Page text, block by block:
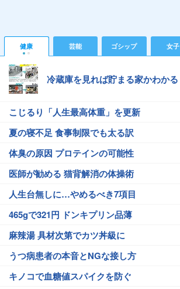
健康 芸能 ゴシップ 女子
冷蔵庫を見れば貯まる家かわかる
こじるり「人生最高体重」を更新
夏の寝不足 食事制限でも太る訳
体臭の原因 プロテインの可能性
医師が勧める 猫背解消の体操術
人生台無しに…やめるべき7項目
465gで321円 ドンキプリン品薄
麻辣湯 具材次第でカツ丼級に
うつ病患者の本音とNGな接し方
キノコで血糖値スパイクを防ぐ